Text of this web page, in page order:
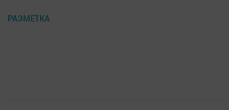
РАЗМЕТКА